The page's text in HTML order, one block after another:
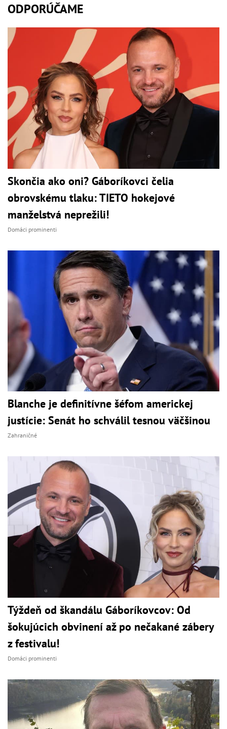
ODPORÚČAME
Skončia ako oni? Gáboríkovci čelia
obrovskému tlaku: TIETO hokejové
manželstvá neprežili!
Domáci prominenti
Blanche je definitívne šéfom americkej
justície: Senát ho schválil tesnou väčšinou
Zahraničné
Týždeň od škandálu Gáboríkovcov: Od
šokujúcich obvinení až po nečakané zábery
z festivalu!
Domáci prominenti